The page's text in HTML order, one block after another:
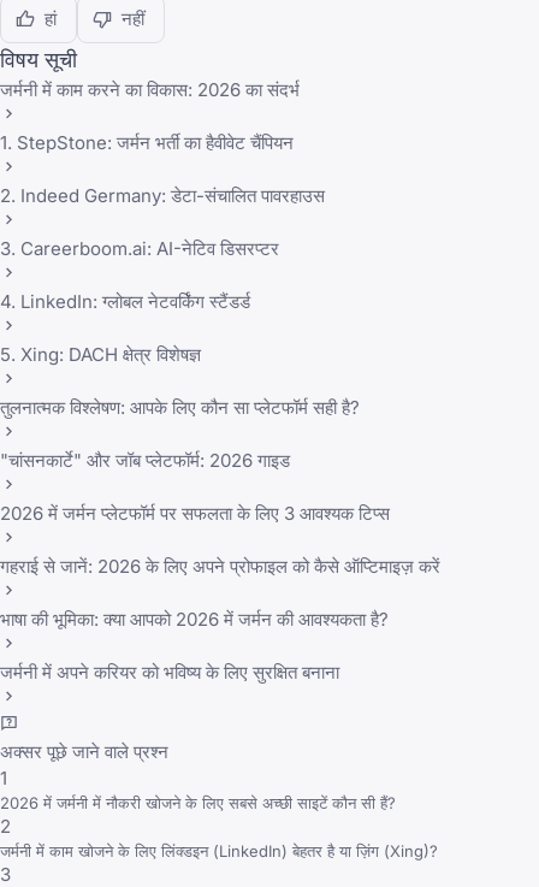
हां
नहीं
विषय सूची
जर्मनी में काम करने का विकास: 2026 का संदर्भ
1. StepStone: जर्मन भर्ती का हैवीवेट चैंपियन
2. Indeed Germany: डेटा-संचालित पावरहाउस
3. Careerboom.ai: AI-नेटिव डिसरप्टर
4. LinkedIn: ग्लोबल नेटवर्किंग स्टैंडर्ड
5. Xing: DACH क्षेत्र विशेषज्ञ
तुलनात्मक विश्लेषण: आपके लिए कौन सा प्लेटफॉर्म सही है?
"चांसनकार्टे" और जॉब प्लेटफॉर्म: 2026 गाइड
2026 में जर्मन प्लेटफॉर्म पर सफलता के लिए 3 आवश्यक टिप्स
गहराई से जानें: 2026 के लिए अपने प्रोफाइल को कैसे ऑप्टिमाइज़ करें
भाषा की भूमिका: क्या आपको 2026 में जर्मन की आवश्यकता है?
जर्मनी में अपने करियर को भविष्य के लिए सुरक्षित बनाना
अक्सर पूछे जाने वाले प्रश्न
1
2026 में जर्मनी में नौकरी खोजने के लिए सबसे अच्छी साइटें कौन सी हैं?
2
जर्मनी में काम खोजने के लिए लिंक्डइन (LinkedIn) बेहतर है या ज़िंग (Xing)?
3